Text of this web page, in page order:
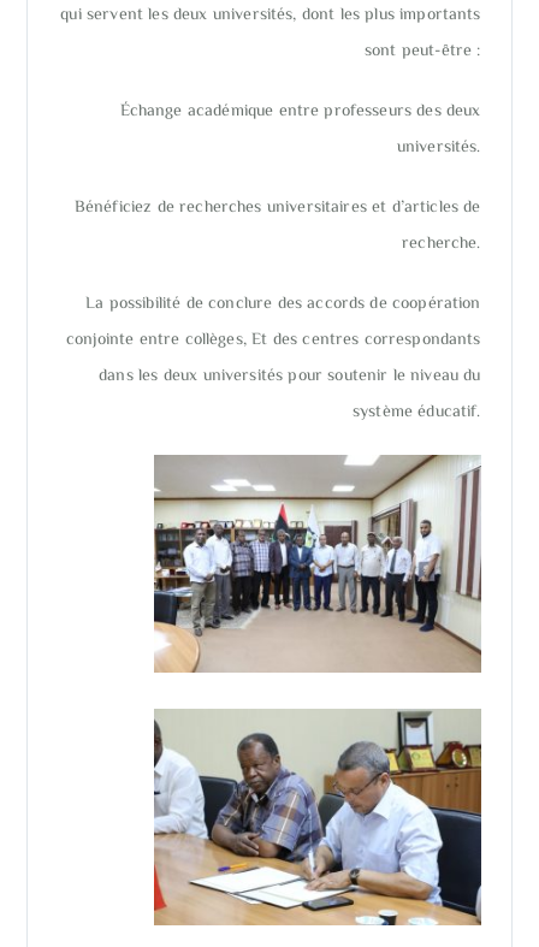
qui servent les deux universités, dont les plus importants
sont peut-être :
Échange académique entre professeurs des deux
universités.
Bénéficiez de recherches universitaires et d’articles de
recherche.
La possibilité de conclure des accords de coopération
conjointe entre collèges, Et des centres correspondants
dans les deux universités pour soutenir le niveau du
système éducatif.